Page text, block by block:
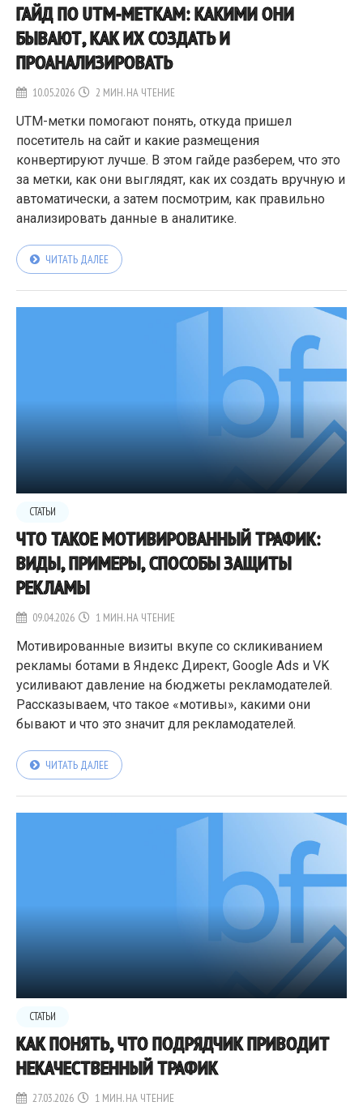
ГАЙД ПО UTM-МЕТКАМ: КАКИМИ ОНИ
БЫВАЮТ, КАК ИХ СОЗДАТЬ И
ПРОАНАЛИЗИРОВАТЬ
10.05.2026 2 МИН. НА ЧТЕНИЕ
UTM-метки помогают понять, откуда пришел
посетитель на сайт и какие размещения
конвертируют лучше. В этом гайде разберем, что это
за метки, как они выглядят, как их создать вручную и
автоматически, а затем посмотрим, как правильно
анализировать данные в аналитике.
ЧИТАТЬ ДАЛЕЕ
СТАТЬИ
ЧТО ТАКОЕ МОТИВИРОВАННЫЙ ТРАФИК:
ВИДЫ, ПРИМЕРЫ, СПОСОБЫ ЗАЩИТЫ
РЕКЛАМЫ
09.04.2026 1 МИН. НА ЧТЕНИЕ
Мотивированные визиты вкупе со скликиванием
рекламы ботами в Яндекс Директ, Google Ads и VK
усиливают давление на бюджеты рекламодателей.
Рассказываем, что такое «мотивы», какими они
бывают и что это значит для рекламодателей.
ЧИТАТЬ ДАЛЕЕ
СТАТЬИ
КАК ПОНЯТЬ, ЧТО ПОДРЯДЧИК ПРИВОДИТ
НЕКАЧЕСТВЕННЫЙ ТРАФИК
27.03.2026 1 МИН. НА ЧТЕНИЕ